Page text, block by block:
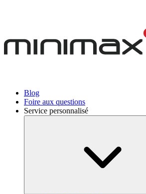
Blog
Foire aux questions
Service personnalisé